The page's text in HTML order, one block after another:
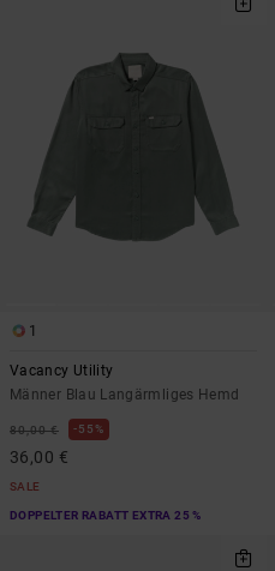
1
Vacancy Utility
Männer Blau Langärmliges Hemd
80,00 € 55%
36,00 €
SALE
DOPPELTER RABATT EXTRA 25 %